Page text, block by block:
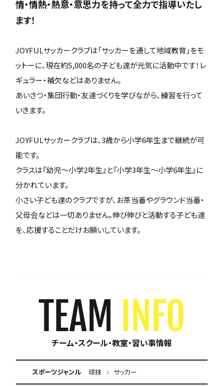
情・情熱・熱意・意思力を持って全力で指導いたし
ます！
JOYFULサッカークラブは「サッカーを通して地域教育」をモ
ットーに、現在約5,000名の子ども達が元気に活動中です！レ
ギュラー・補欠などはありません。
あいさつ・集団行動・友達づくりを学びながら、練習を行って
いきます。
JOYFULサッカークラブは、3歳から小学6年生まで継続が可
能です。
クラスは『幼児～小学2年生』と『小学3年生～小学6年生』に
分かれています。
小さい子ども達のクラブですが、お茶当番やグラウンド当番・
父母会などは一切ありません。伸び伸びと活動する子ども達
を、応援することだけお願いしています。
TEAM INFO
チーム・スクール・教室・習い事情報
スポーツジャンル 球技 サッカー